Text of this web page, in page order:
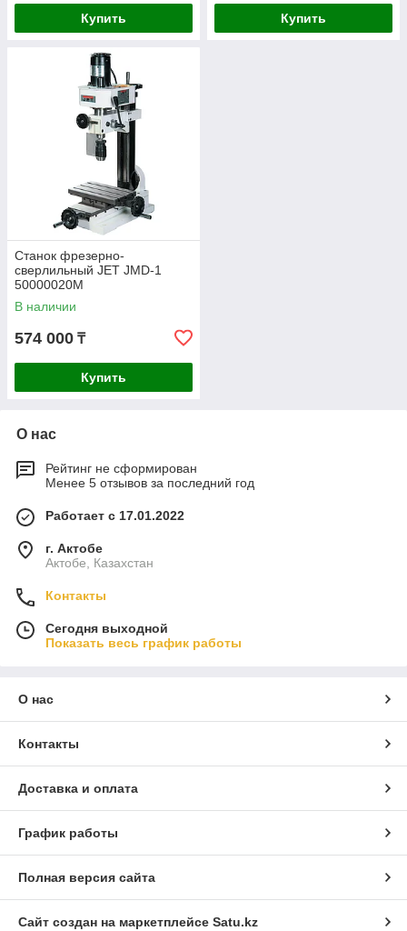
Купить Купить
Станок фрезерно-
сверлильный JET JMD-1
50000020M
В наличии
574 000 ₸
Купить
О нас
Рейтинг не сформирован
Менее 5 отзывов за последний год
Работает с 17.01.2022
г. Актобе
Актобе, Казахстан
Контакты
Сегодня выходной
Показать весь график работы
О нас
Контакты
Доставка и оплата
График работы
Полная версия сайта
Сайт создан на маркетплейсе Satu.kz